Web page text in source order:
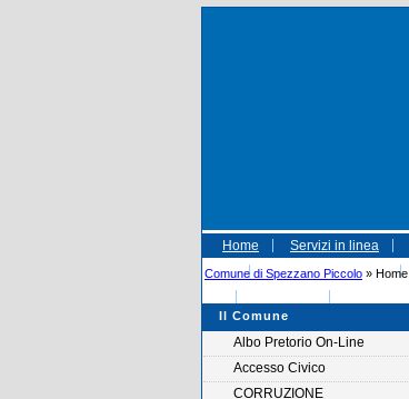
Home Servizi in linea
Amministrative 2015
Comune di Spezzano Piccolo » Home
Il Comune
Albo Pretorio On-Line
Accesso Civico
CORRUZIONE